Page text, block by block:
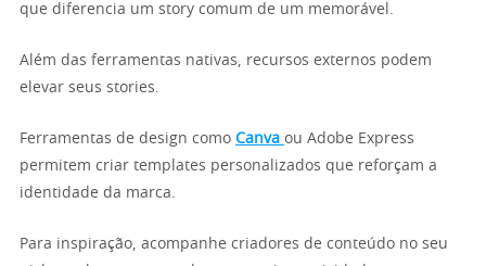
que diferencia um story comum de um memorável.
Além das ferramentas nativas, recursos externos podem
elevar seus stories.
Ferramentas de design como Canva ou Adobe Express
permitem criar templates personalizados que reforçam a
identidade da marca.
Para inspiração, acompanhe criadores de conteúdo no seu